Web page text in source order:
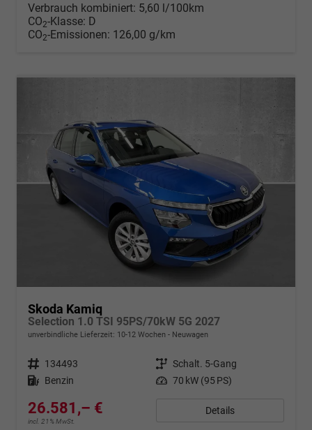
Verbrauch kombiniert: 5,60 l/100km
CO2-Klasse: D
CO2-Emissionen: 126,00 g/km
Skoda Kamiq
Selection 1.0 TSI 95PS/70kW 5G 2027
unverbindliche Lieferzeit: 10-12 Wochen Neuwagen
Fahrzeugnr. 134493 Getriebe Schalt. 5-Gang
Kraftstoff Benzin Leistung 70 kW (95 PS)
26.581,– €
incl. 21% MwSt.
Details